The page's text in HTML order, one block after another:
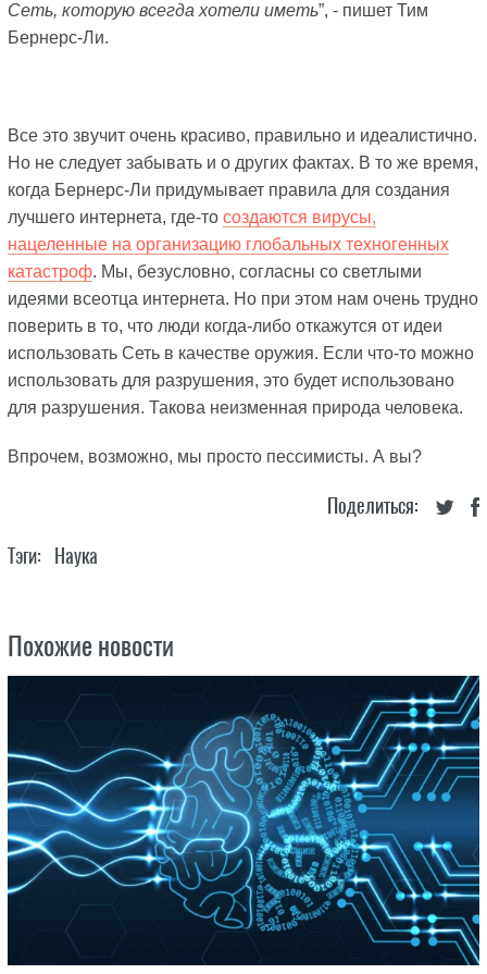
Сеть, которую всегда хотели иметь”, - пишет Тим
Бернерс-Ли.
Все это звучит очень красиво, правильно и идеалистично.
Но не следует забывать и о других фактах. В то же время,
когда Бернерс-Ли придумывает правила для создания
лучшего интернета, где-то создаются вирусы,
нацеленные на организацию глобальных техногенных
катастроф. Мы, безусловно, согласны со светлыми
идеями всеотца интернета. Но при этом нам очень трудно
поверить в то, что люди когда-либо откажутся от идеи
использовать Сеть в качестве оружия. Если что-то можно
использовать для разрушения, это будет использовано
для разрушения. Такова неизменная природа человека.
Впрочем, возможно, мы просто пессимисты. А вы?
Поделиться:
Тэги: Наука
Похожие новости